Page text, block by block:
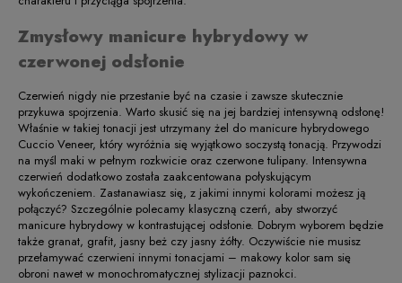
Zmysłowy manicure hybrydowy w
czerwonej odsłonie
Czerwień nigdy nie przestanie być na czasie i zawsze skutecznie
przykuwa spojrzenia. Warto skusić się na jej bardziej intensywną odsłonę!
Właśnie w takiej tonacji jest utrzymany żel do manicure hybrydowego
Cuccio Veneer, który wyróżnia się wyjątkowo soczystą tonacją. Przywodzi
na myśl maki w pełnym rozkwicie oraz czerwone tulipany. Intensywna
czerwień dodatkowo została zaakcentowana połyskującym
wykończeniem. Zastanawiasz się, z jakimi innymi kolorami możesz ją
połączyć? Szczególnie polecamy klasyczną czerń, aby stworzyć
manicure hybrydowy w kontrastującej odsłonie. Dobrym wyborem będzie
także granat, grafit, jasny beż czy jasny żółty. Oczywiście nie musisz
przełamywać czerwieni innymi tonacjami – makowy kolor sam się
obroni nawet w monochromatycznej stylizacji paznokci.